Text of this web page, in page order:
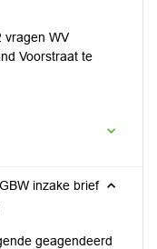
vragen WV
Voorstraat te
inzake brief
geagendeerd